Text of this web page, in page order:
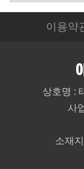
이용약
상호명 :
사
소재